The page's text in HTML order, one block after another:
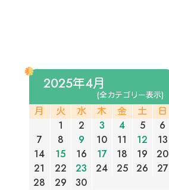
2025年4月
(全カテゴリー表示)
月 火 水 木 金 土 日
1 2 3 4 5
6
7
8 9 10 11 12
13
14
15 16 17 18 19
20
21
22 23 24 25 26
27
28
29 30